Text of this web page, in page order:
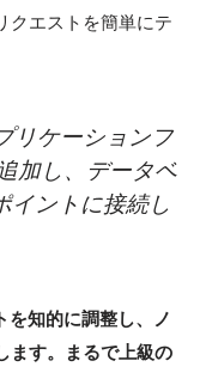
クエストを簡単にテ
リケーションフ
加し、データベ
イントに接続し
を知的に調整し、ノ
ます。まるで上級の